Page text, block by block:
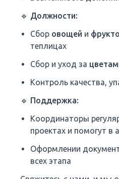
🔹 Должности:
Сбор овощей и
теплицах
Сбор и уход за
Контроль качества,
🔹 Поддержка:
Координаторы
проектах и помогут в
Оформлении
всех этапа